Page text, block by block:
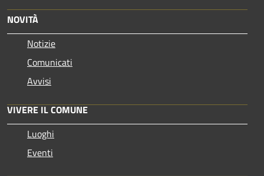
NOVITÀ
Notizie
Comunicati
Avvisi
VIVERE IL COMUNE
Luoghi
Eventi